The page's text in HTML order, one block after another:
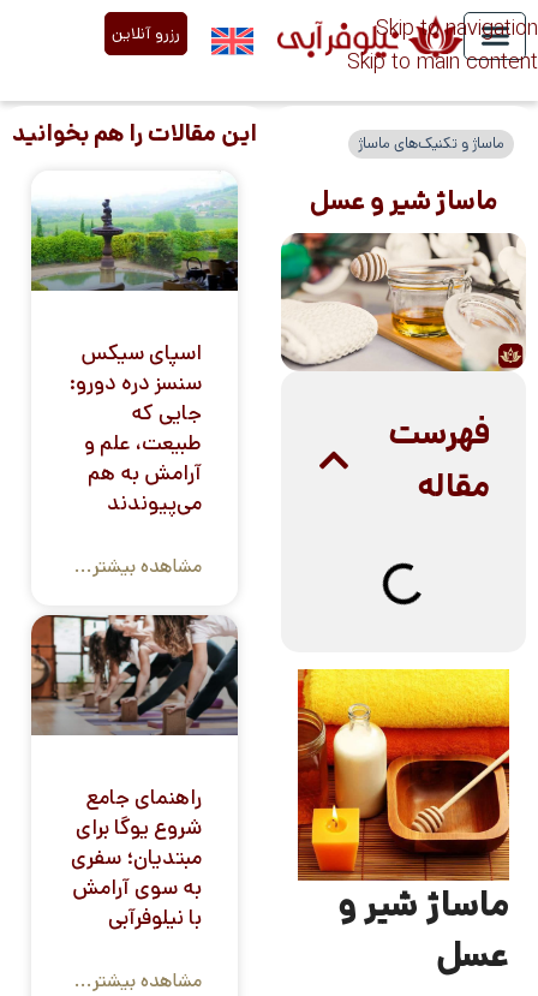
Skip to navigation
Skip to main content
رزرو آنلاین
ماساژ و تکنیک‌های ماساژ
ماساژ شیر و عسل
فهرست
مقاله
ماساژ شیر و
عسل
این مقالات را هم بخوانید
اسپای سیکس
سنسز دره دورو:
جایی که
طبیعت، علم و
آرامش به هم
می‌پیوندند
مشاهده بیشتر...
راهنمای جامع
شروع یوگا برای
مبتدیان؛ سفری
به سوی آرامش
با نیلوفرآبی
مشاهده بیشتر...